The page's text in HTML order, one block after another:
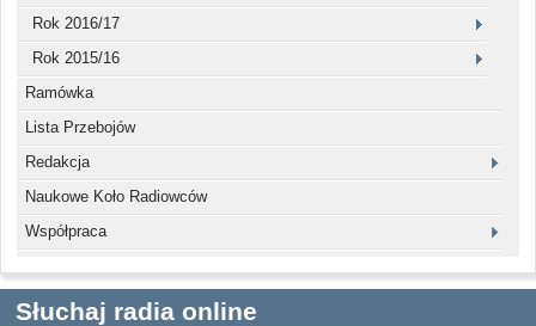
Rok 2016/17
Rok 2015/16
Ramówka
Lista Przebojów
Redakcja
Naukowe Koło Radiowców
Współpraca
Słuchaj radia online